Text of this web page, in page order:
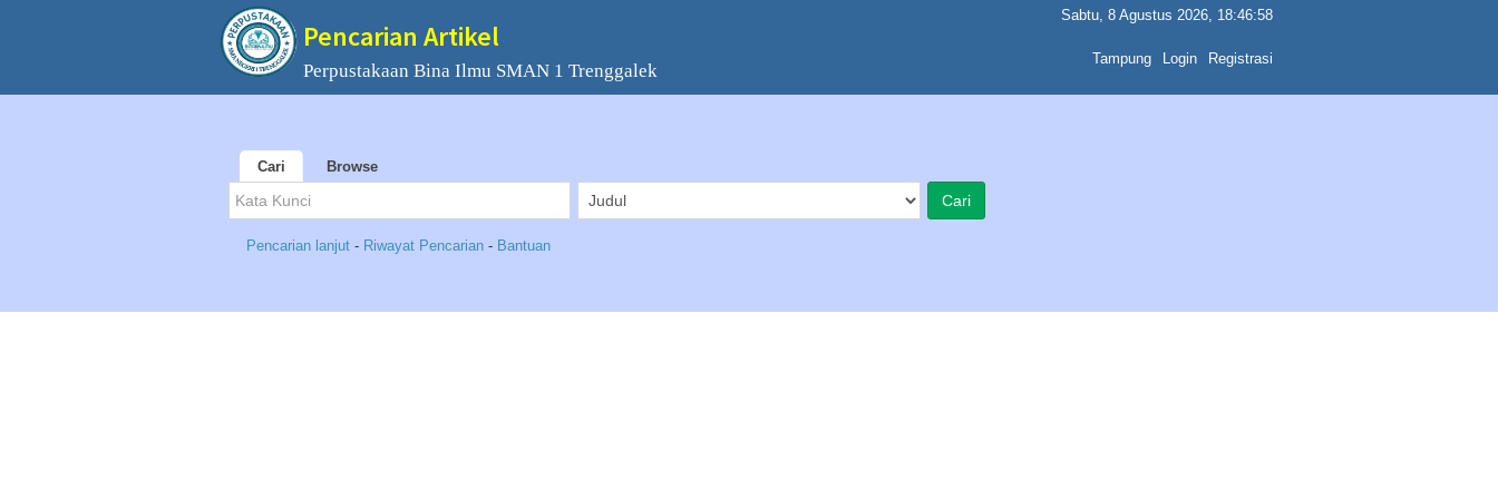
Pencarian Artikel
Perpustakaan Bina Ilmu SMAN 1 Trenggalek
Sabtu, 8 Agustus 2026, 18:46:58
Tampung Login Registrasi
Cari Browse
Pencarian lanjut - Riwayat Pencarian - Bantuan